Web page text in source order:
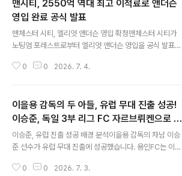
맨시티, 2550억 역대 최고 이적료로 앤더슨
영입 완료 공식 발표
맨체스터 시티, 엘리엇 앤더슨 영입 확정맨체스터 시티가
노팅엄 포레스트로부터 엘리엇 앤더슨 영입을 공식 발표했
에 참가 중이며, 메디컬 테스트를 마쳤습니다. 잉글랜드 복
부터 뛰어난 재능을 보였으며, 임대 생활을 통해 실전 경험
을 쌓았습니다. 노팅엄 포레스트 이적 후에는 공격형 미드
필더와 중앙 미드필더를 오가며 팀의 핵심 선수로 성장했
습니다. 지난 시즌 리그 38경기에 모두 출전하여 4골 4도
습니다. 역대 최고 이적료 경신 가능성 및 월드컵 활약이번
0 0 2026. 7. 4.
이을용 감독의 두 아들, 유럽 무대 진출 성공!
이승준, 독일 3부 리그 FC 자르브뤼켄으로 이
적
이승준, 유럽 진출 성공 배경 분석이을용 감독의 차남 이승
준 선수가 유럽 무대 진출에 성공했습니다. 용인FC는 이승
다고 공식 발표했습니다. 이승준 선수는 빠른 스피드와 적
0 0 2026. 7. 3.